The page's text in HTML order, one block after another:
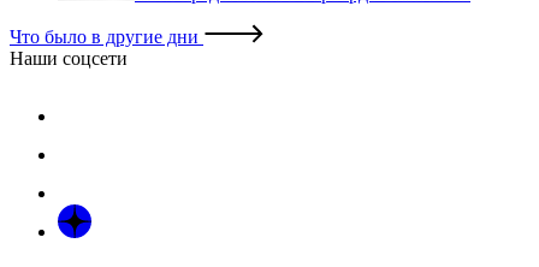
Что было в другие дни
Наши соцсети